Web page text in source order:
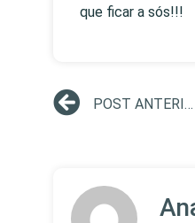
que ficar a sós!!!
POST ANTERIOR